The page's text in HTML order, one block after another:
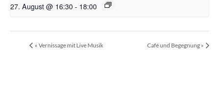
27. August @ 16:30- 18:00
« Vernissage mit Live Musik Café und Begegnung »